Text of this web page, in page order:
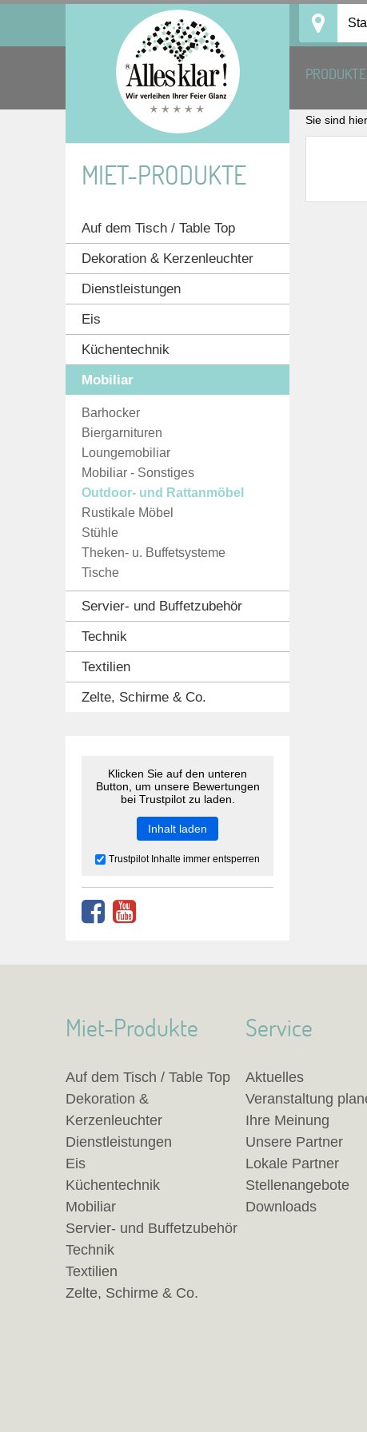
PRODUKTE
Sie sind
MIET-PRODUKTE
Auf dem Tisch / Table Top
Dekoration & Kerzenleuchter
Dienstleistungen
Eis
Küchentechnik
Mobiliar
Barhocker
Biergarnituren
Loungemobiliar
Mobiliar - Sonstiges
Outdoor- und Rattanmöbel
Rustikale Möbel
Stühle
Theken- u. Buffetsysteme
Tische
Servier- und Buffetzubehör
Technik
Textilien
Zelte, Schirme & Co.
Klicken Sie auf den unteren
Button, um unsere Bewertungen
bei Trustpilot zu laden.
Inhalt laden
Trustpilot Inhalte immer entsperren
Miet-Produkte
Auf dem Tisch / Table Top
Dekoration &
Kerzenleuchter
Dienstleistungen
Eis
Küchentechnik
Mobiliar
Servier- und Buffetzubehör
Technik
Textilien
Zelte, Schirme & Co.
Service
Aktuelles
Veranstaltung
Ihre Meinung
Unsere Partner
Lokale Partner
Stellenangebote
Downloads